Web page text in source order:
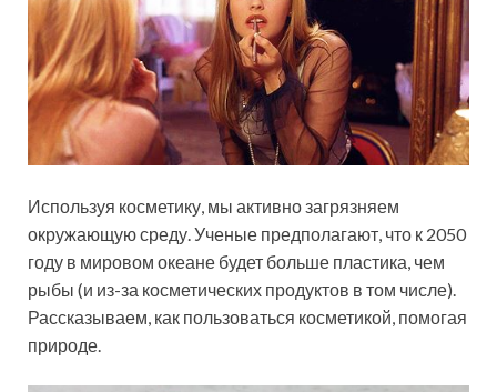
Используя косметику, мы активно загрязняем
окружающую среду. Ученые предполагают, что к 2050
году в мировом океане будет больше пластика, чем
рыбы (и из-за косметических продуктов в том числе).
Рассказываем, как пользоваться косметикой, помогая
природе.